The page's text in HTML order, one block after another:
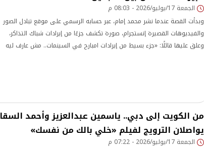
الجمعة 17/يوليو/2026 - 08:03 م
وبدأت القصة عندما نشر محمد إمام، عبر حسابه الرسمي على موقع تبادل الصور
والفيديوهات القصيرة إنستجرام، صورة تكشف جزءًا من إيرادات شباك التذاكر،
وعلق عليها قائلًا: «جزء بسيط من إيرادات امبارح في السينمات.. مش عارف ليه
من الكويت إلى دبي.. ياسمين عبدالعزيز وأحمد السقا
يواصلان الترويج لفيلم «خلي بالك من نفسك»
الجمعة 17/يوليو/2026 - 07:22 م